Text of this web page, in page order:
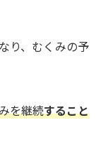
り、むくみの予
を継続すること